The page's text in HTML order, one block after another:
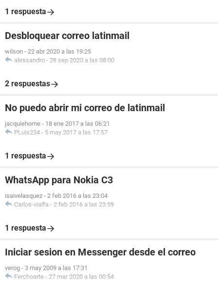
1 respuesta
Desbloquear correo latinmail
wilson - 22 abr 2020 a las 19:25
alessandro - 28 sep 2020 a las 08:00
2 respuestas
No puedo abrir mi correo de latinmail
jacquiehome - 18 ene 2017 a las 06:21
PLuis234 - 5 may 2017 a las 17:57
1 respuesta
WhatsApp para Nokia C3
isaivelasquez - 2 feb 2016 a las 23:04
Carlos-vialfa - 2 feb 2016 a las 23:59
1 respuesta
Iniciar sesion en Messenger desde el correo
verog - 3 may 2009 a las 17:31
Ferchoarte - 27 mar 2020 a las 00:54